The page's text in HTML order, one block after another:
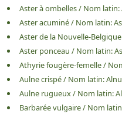
Aster à ombelles/ Nom latin:
Aster acuminé/ Nom latin:
Aster de la Nouvelle-Belgique
Aster ponceau / Nom latin:
Athyrie fougère-femelle/
Aulne crispé/ Nom latin:
Aulne rugueux/ Nom latin:
Barbarée vulgaire/ Nom